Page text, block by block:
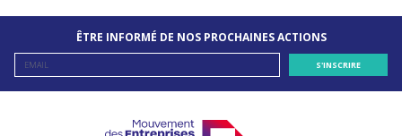
ÊTRE INFORMÉ DE NOS PROCHAINES ACTIONS